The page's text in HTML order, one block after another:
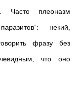
Часто плеоназм
некий,
фразу без
что оно